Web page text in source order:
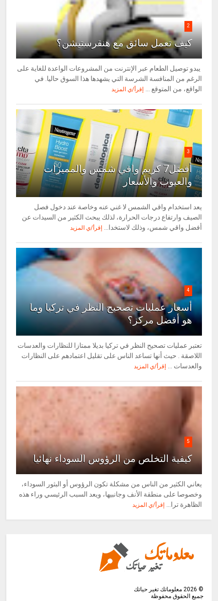
2
كيف تعمل سائق مع هنقرستيشن؟
يبدو توصيل الطعام عبر الإنترنت من المشروعات الواعدة للغاية على
الرغم من المنافسة الشرسة التي يشهدها هذا السوق حاليا. في
الواقع، من المتوقع ...
إقرأ/ي المزيد
3
أفضل7 كريم واقي شمس والمميزات
والعيوب والأسعار
يعد استخدام واقي الشمس لا غني عنه وخاصة عند دخول فصل
الصيف وارتفاع درجات الحرارة، لذلك يبحث الكثير من السيدات عن
أفضل واقي شمس، وذلك لاستخدا...
إقرأ/ي المزيد
4
أسعار عمليات تصحيح النظر في تركيا وما
هو أفضل مركز؟
تعتبر عمليات تصحيح النظر في تركيا بديلا ممتازا للنظارات والعدسات
اللاصقة . حيث أنها تساعد الناس على تقليل اعتمادهم على النظارات
والعدسات ...
إقرأ/ي المزيد
5
كيفية التخلص من الرؤوس السوداء نهائيا
يعاني الكثير من الناس من مشكلة تكون الرؤوس أو البثور السوداء،
وخصوصا على منطقة الأنف وجانبيها، ويعد السبب الرئيسي وراء هذه
الظاهرة ترا...
إقرأ/ي المزيد
©
2026 معلوماتك تغير حياتك
جميع الحقوق محفوظة